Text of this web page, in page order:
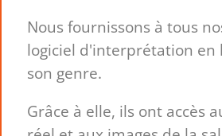
Nous fournissons à tous
logiciel d'interprétation en
son genre.
Grâce à elle, ils ont accès